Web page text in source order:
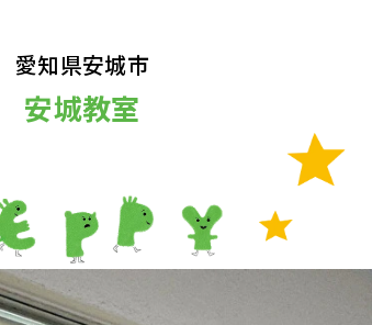
愛知県安城市
安城教室